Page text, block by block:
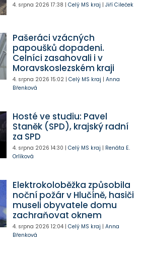
4. srpna 2026 17:38 | Celý MS kraj | Jiří Cileček
Pašeráci vzácných
papoušků dopadeni.
Celníci zasahovali i v
Moravskoslezském kraji
4. srpna 2026 15:02| Celý MS kraj | Anna
Břenková
Hosté ve studiu: Pavel
Staněk (SPD), krajský radní
za SPD
4. srpna 2026 14:30 | Celý MS kraj | Renáta E.
Orlíková
Elektrokoloběžka způsobila
noční požár v Hlučíně, hasiči
museli obyvatele domu
zachraňovat oknem
4. srpna 2026 12:04| Celý MS kraj | Anna
Břenková